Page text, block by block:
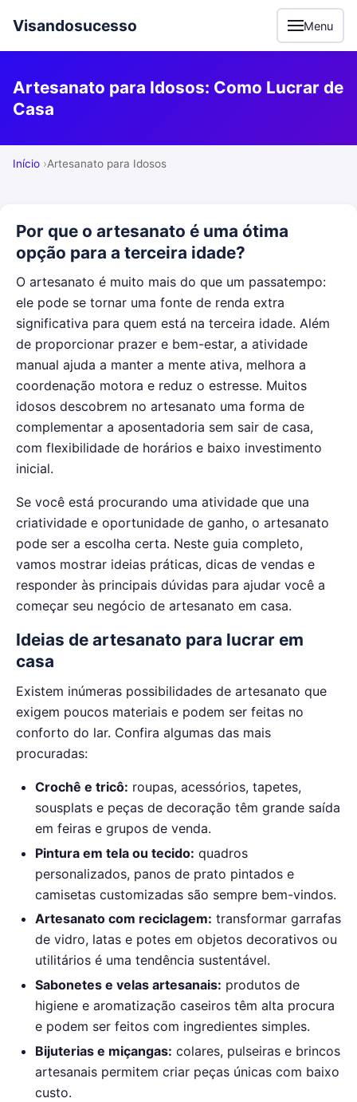
Visandosucesso Menu
Artesanato para Idosos: Como Lucrar de
Casa
Início Artesanato para Idosos
Por que o artesanato é uma ótima
opção para a terceira idade?
O artesanato é muito mais do que um passatempo:
ele pode se tornar uma fonte de renda extra
significativa para quem está na terceira idade. Além
de proporcionar prazer e bem-estar, a atividade
manual ajuda a manter a mente ativa, melhora a
coordenação motora e reduz o estresse. Muitos
idosos descobrem no artesanato uma forma de
complementar a aposentadoria sem sair de casa,
com flexibilidade de horários e baixo investimento
inicial.
Se você está procurando uma atividade que una
criatividade e oportunidade de ganho, o artesanato
pode ser a escolha certa. Neste guia completo,
vamos mostrar ideias práticas, dicas de vendas e
responder às principais dúvidas para ajudar você a
começar seu negócio de artesanato em casa.
Ideias de artesanato para lucrar em
casa
Existem inúmeras possibilidades de artesanato que
exigem poucos materiais e podem ser feitas no
conforto do lar. Confira algumas das mais
procuradas:
Crochê e tricô: roupas, acessórios, tapetes,
sousplats e peças de decoração têm grande saída
em feiras e grupos de venda.
Pintura em tela ou tecido: quadros
personalizados, panos de prato pintados e
camisetas customizadas são sempre bem-vindos.
Artesanato com reciclagem: transformar garrafas
de vidro, latas e potes em objetos decorativos ou
utilitários é uma tendência sustentável.
Sabonetes e velas artesanais: produtos de
higiene e aromatização caseiros têm alta procura
e podem ser feitos com ingredientes simples.
Bijuterias e miçangas: colares, pulseiras e brincos
artesanais permitem criar peças únicas com baixo
custo.